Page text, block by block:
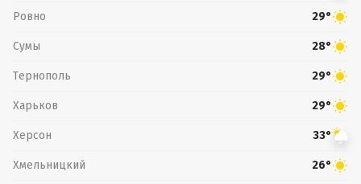
Ровно 29°
Сумы 28°
Тернополь 29°
Харьков 29°
Херсон 33°
Хмельницкий 26°